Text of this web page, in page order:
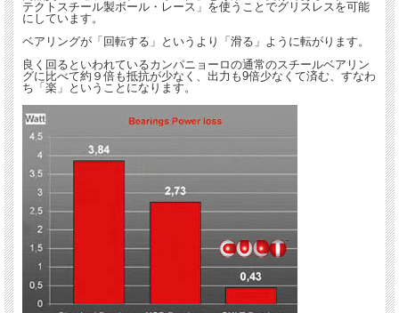
テクトスチール製ボール・レース」を使うことでグリスレスを可能
にしています。
ベアリングが「回転する」というより「滑る」ように転がります。
良く回るといわれているカンパニョーロの通常のスチールベアリン
グに比べて約９倍も抵抗が少なく、出力も9倍少なくて済む、すなわ
ち「楽」ということになります。